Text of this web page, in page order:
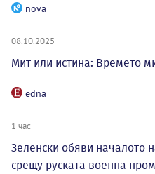
nova
08.10.2025
Мит или истина: Времето
edna
1 час
Зеленски обяви началото
срещу руската военна